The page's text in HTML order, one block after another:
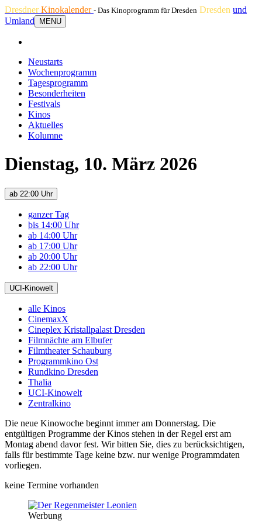
DresdnerKinokalender - Das Kinoprogramm für Dresden Dresden und
Umland
MENU
Neustarts
Wochenprogramm
Tagesprogramm
Besonderheiten
Festivals
Kinos
Aktuelles
Kolumne
Dienstag, 10. März 2026
ab 22:00 Uhr
ganzer Tag
bis 14:00 Uhr
ab 14:00 Uhr
ab 17:00 Uhr
ab 20:00 Uhr
ab 22:00 Uhr
UCI-Kinowelt
alle Kinos
CinemaxX
Cineplex Kristallpalast Dresden
Filmnächte am Elbufer
Filmtheater Schauburg
Programmkino Ost
Rundkino Dresden
Thalia
UCI-Kinowelt
Zentralkino
Die neue Kinowoche beginnt immer am Donnerstag. Die
entgültigen Programme der Kinos stehen in der Regel erst am
Montag abend davor fest. Wir bitten Sie, dies zu berücksichtigen,
falls für bestimmte Tage keine bzw. nur wenige Programmdaten
vorliegen.
keine Termine vorhanden
Werbung